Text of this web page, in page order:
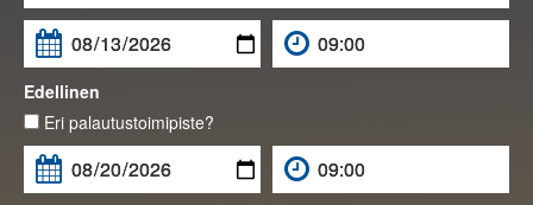
Edellinen
Eri palautustoimipiste?